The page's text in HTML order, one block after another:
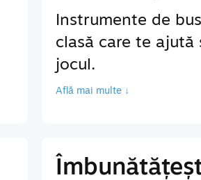
Instrumente de
clasă care te
jocul.
Află mai multe ↓